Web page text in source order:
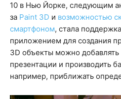
10 в Нью Йорке, следующим
за Paint 3D и возможностью
смартфоном, стала
приложением для создания
3D объекты можно
презентации и производить
например, приближать